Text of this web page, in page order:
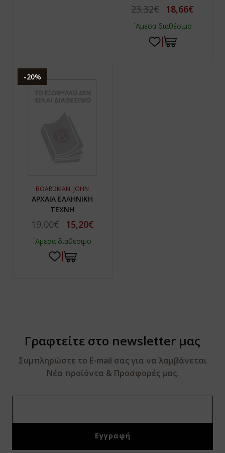
23,32€ 18,66€
`Αμεσα διαθέσιμο
-20%
BOARDMAN, JOHN
ΑΡΧΑΙΑ ΕΛΛΗΝΙΚΗ
ΤΕΧΝΗ
19,00€ 15,20€
`Αμεσα διαθέσιμο
Γραφτείτε στο newsletter μας
Συμπληρώστε το E-mail σας για να λαμβάνεται
Νέα προϊόντα & Προσφορές μας.